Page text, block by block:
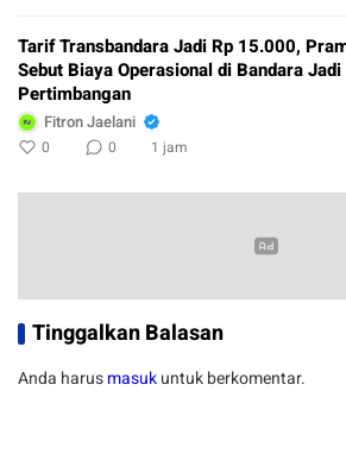
Tarif Transbandara Jadi Rp 15.000,
Sebut Biaya Operasional di Bandara Jadi
Pertimbangan
Fitron Jaelani
0 0 1 jam
Tinggalkan Balasan
Anda harusmasukuntuk berkomentar.